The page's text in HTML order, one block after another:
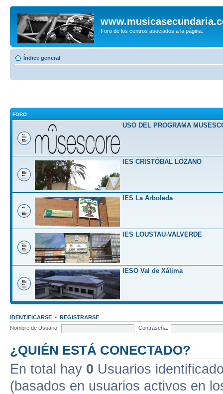
Foro de los centros asociados a la página.
Índice general
FORO
USO DEL PROGRAMA
IES CRISTÓBAL LOZANO
IES La Arboleda
IES LOUSTAU-VALVERDE
IESO Val de Xálima
IDENTIFICARSE • REGISTRARSE
Nombre de Usuario:
Contraseña:
¿QUIÉN ESTÁ CONECTADO?
En total hay 0 Usuarios
(basados en usuarios activos en